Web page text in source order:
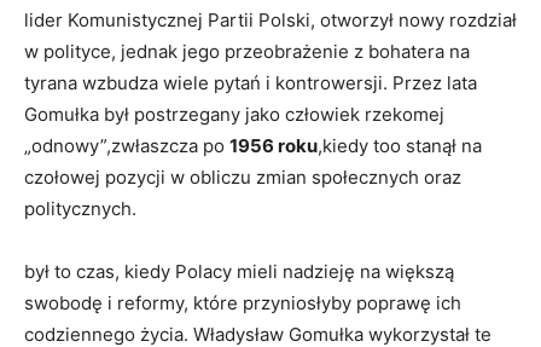
lider Komunistycznej Partii Polski, otworzył nowy rozdział
w polityce, jednak jego przeobrażenie z bohatera na
tyrana wzbudza wiele pytań i kontrowersji. Przez lata
Gomułka był postrzegany jako człowiek rzekomej
„odnowy”,zwłaszcza po 1956 roku,kiedy too stanął na
czołowej pozycji w obliczu zmian społecznych oraz
politycznych.
był to czas, kiedy Polacy mieli nadzieję na większą
swobodę i reformy, które przyniosłyby poprawę ich
codziennego życia. Władysław Gomułka wykorzystał te